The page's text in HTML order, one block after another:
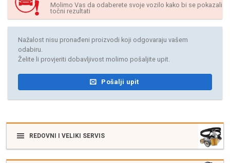
Molimo Vas da odaberete svoje vozilo kako bi se pokazali
točni rezultati
Nažalost nisu pronađeni proizvodi koji odgovaraju vašem
odabiru.
Želite li provjeriti dobavljivost molimo pošaljite upit.
Pošalji upit
REDOVNI I VELIKI SERVIS